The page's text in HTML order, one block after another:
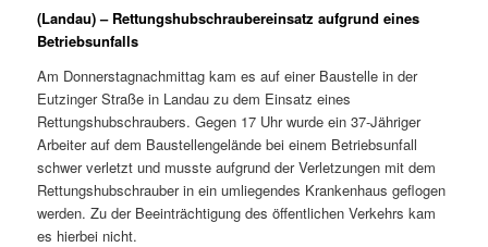
(Landau) – Rettungshubschraubereinsatz aufgrund eines
Betriebsunfalls
Am Donnerstagnachmittag kam es auf einer Baustelle in der
Eutzinger Straße in Landau zu dem Einsatz eines
Rettungshubschraubers. Gegen 17 Uhr wurde ein 37-Jähriger
Arbeiter auf dem Baustellengelände bei einem Betriebsunfall
schwer verletzt und musste aufgrund der Verletzungen mit dem
Rettungshubschrauber in ein umliegendes Krankenhaus geflogen
werden. Zu der Beeinträchtigung des öffentlichen Verkehrs kam
es hierbei nicht.